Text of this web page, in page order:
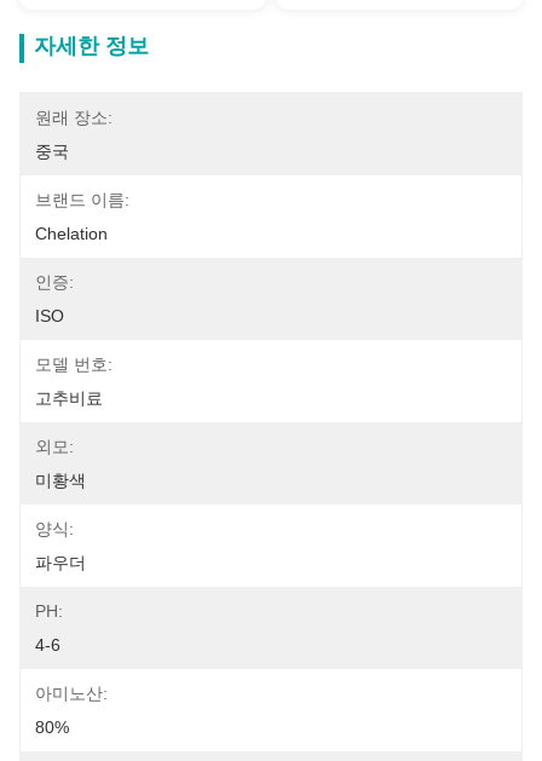
자세한 정보
원래 장소:
중국
브랜드 이름:
Chelation
인증:
ISO
모델 번호:
고추비료
외모:
미황색
양식:
파우더
PH:
4-6
아미노산:
80%